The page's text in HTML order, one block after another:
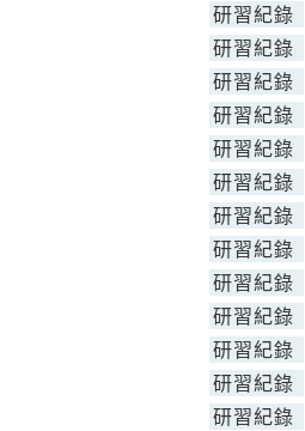
研習紀錄
研習紀錄
研習紀錄
研習紀錄
研習紀錄
研習紀錄
研習紀錄
研習紀錄
研習紀錄
研習紀錄
研習紀錄
研習紀錄
研習紀錄